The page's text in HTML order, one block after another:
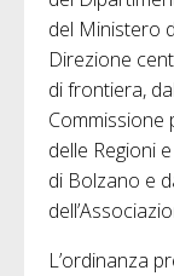
del Ministero
Direzione
di frontiera,
Commissione
delle Regioni
di Bolzano e
L’ordinanza